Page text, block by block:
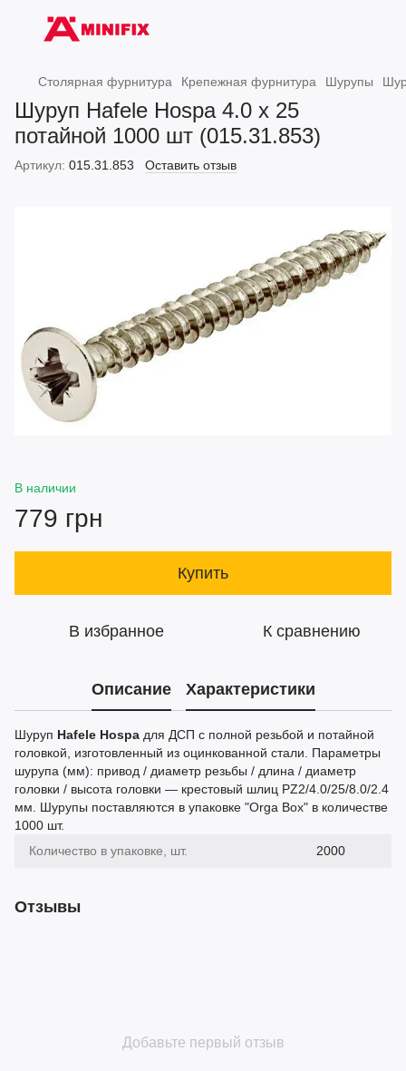
Столярная фурнитура Крепежная фурнитура Шурупы
Шуруп Hafele Hospa 4.0 х 25
потайной 1000 шт (015.31.853)
Артикул: 015.31.853 Оставить отзыв
В наличии
779 грн
Купить
В избранное К сравнению
Описание Характеристики
Шуруп Hafele Hospa для ДСП с полной резьбой и потайной
головкой, изготовленный из оцинкованной стали. Параметры
шурупа (мм): привод / диаметр резьбы / длина / диаметр
головки / высота головки — крестовый шлиц PZ2/4.0/25/8.0/2.4
мм. Шурупы поставляются в упаковке "Orga Box" в количестве
1000 шт.
Количество в упаковке, шт.
2000
Отзывы
Добавьте первый отзыв